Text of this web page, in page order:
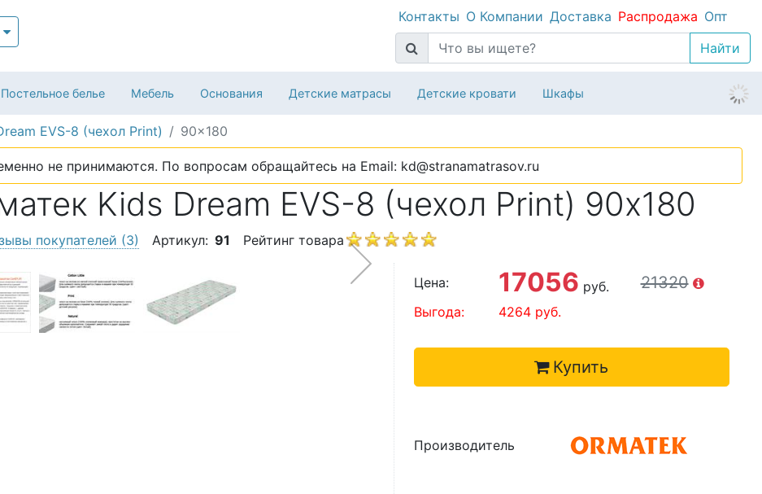
Контакты О Компании Доставка Распродажа Опт
Постельное белье Мебель Основания Детские матрасы Детские кровати Шкафы
EVS-8 (чехол Print) 90x180
не принимаются. По вопросам обращайтесь на Email: kd@stranamatrasov.ru
Kids Dream EVS-8 (чехол Print) 90х180
покупателей (3) Артикул: 91 Рейтинг товара
Цена: 17056 руб. 21320
Выгода: 4264 руб.
Купить
Производитель